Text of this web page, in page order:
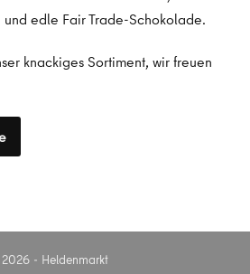
edle Fair Trade-Schokolade.
knackiges Sortiment, wir freuen
- Heldenmarkt